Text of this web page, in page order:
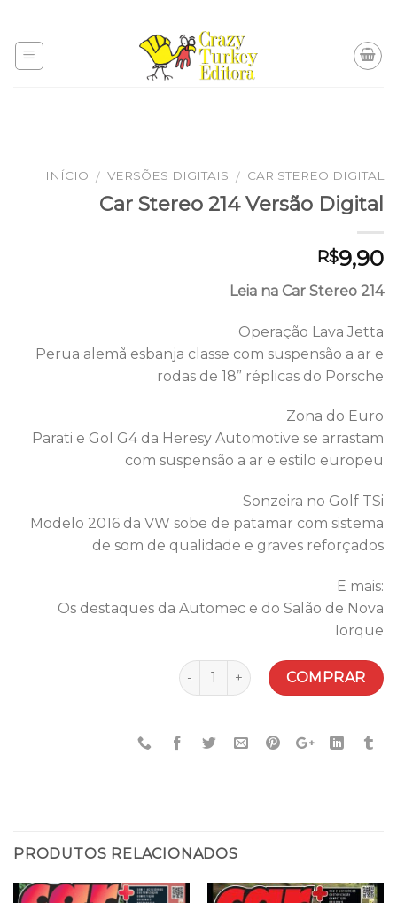
content
INÍCIO / VERSÕES DIGITAIS / CAR STEREO DIGITAL
Car Stereo 214 Versão Digital
R$9,90
Leia na Car Stereo 214
Operação Lava Jetta
Perua alemã esbanja classe com suspensão a ar e
rodas de 18” réplicas do Porsche
Zona do Euro
Parati e Gol G4 da Heresy Automotive se arrastam
com suspensão a ar e estilo europeu
Sonzeira no Golf TSi
Modelo 2016 da VW sobe de patamar com sistema
de som de qualidade e graves reforçados
E mais:
Os destaques da Automec e do Salão de Nova
Iorque
Quantidade COMPRAR
PRODUTOS RELACIONADOS